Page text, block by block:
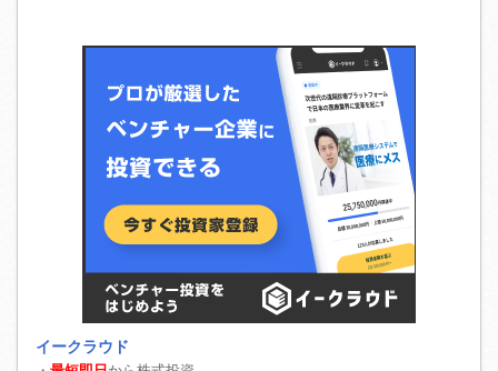
イークラウド